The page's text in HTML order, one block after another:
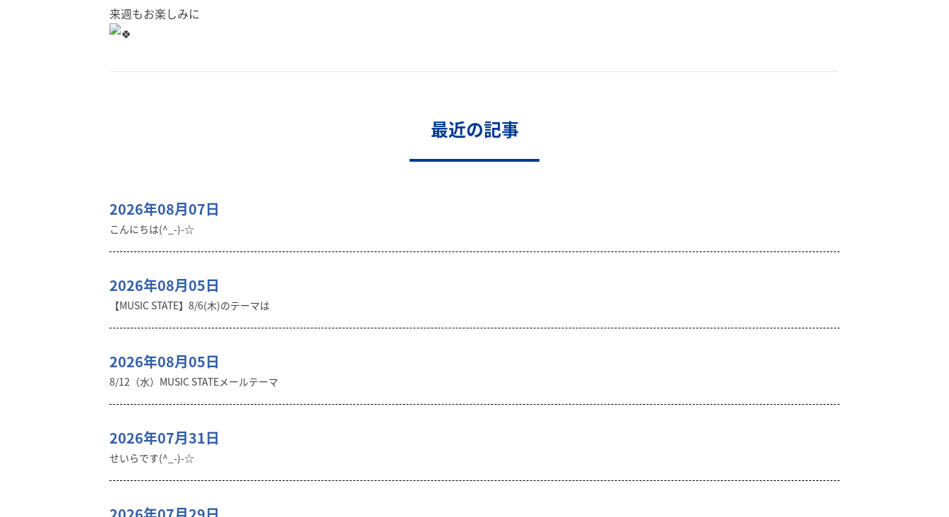
来週もお楽しみに
最近の記事
2026年08月07日
こんにちは(^_-)-☆
2026年08月05日
【MUSIC STATE】8/6(木)のテーマは
2026年08月05日
8/12（水）MUSIC STATEメールテーマ
2026年07月31日
せいらです(^_-)-☆